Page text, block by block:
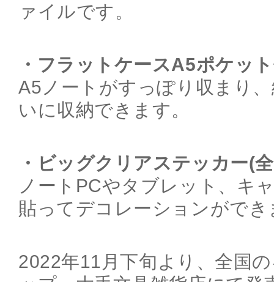
ァイルです。
・フラットケースA5ポケッ
A5ノートがすっぽり収まり
いに収納できます。
・ビッグクリアステッカー(
ノートPCやタブレット、キ
貼ってデコレーションができ
2022年11月下旬より、全国